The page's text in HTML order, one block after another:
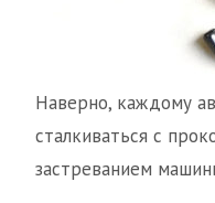
Наверно, каждому
сталкиваться с
застреванием